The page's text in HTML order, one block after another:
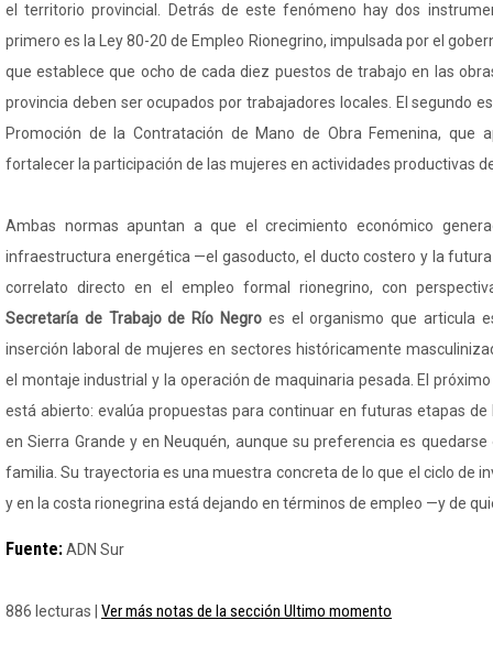
el territorio provincial. Detrás de este fenómeno hay dos
primero es la Ley 80-20 de Empleo Rionegrino, impulsada por el
que establece que ocho de cada diez puestos de trabajo en las
provincia deben ser ocupados por trabajadores locales. El segundo
Promoción de la Contratación de Mano de Obra Femenina, que
fortalecer la participación de las mujeres en actividades productivas
Ambas normas apuntan a que el crecimiento económico
infraestructura energética —el gasoducto, el ducto costero y la
correlato directo en el empleo formal rionegrino, con
Secretaría de Trabajo de Río Negroes el organismo que articula
inserción laboral de mujeres en sectores históricamente
el montaje industrial y la operación de maquinaria pesada. El
está abierto: evalúa propuestas para continuar en futuras etapas
en Sierra Grande y en Neuquén, aunque su preferencia es quedarse
familia. Su trayectoria es una muestra concreta de lo que el ciclo de
y en la costa rionegrina está dejando en términos de empleo —y de
Fuente:ADN Sur
886 lecturas | Ver más notas de la sección Ultimo momento